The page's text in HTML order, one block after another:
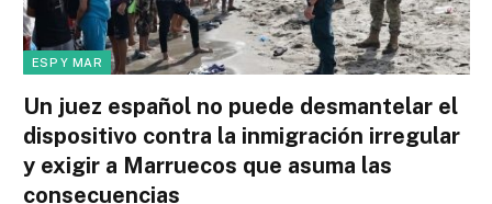
ESP Y MAR
Un juez español no puede desmantelar el
dispositivo contra la inmigración irregular
y exigir a Marruecos que asuma las
consecuencias